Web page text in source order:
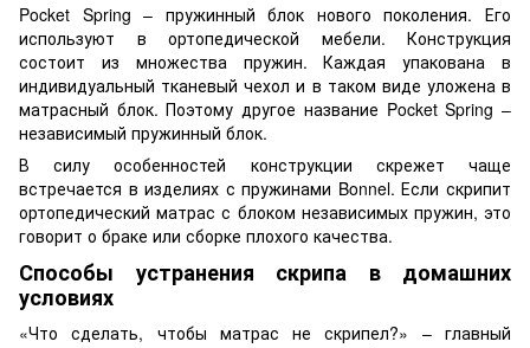
Pocket Spring – пружинный блок нового поколения. Его
используют в ортопедической мебели. Конструкция
состоит из множества пружин. Каждая упакована в
индивидуальный тканевый чехол и в таком виде уложена в
матрасный блок. Поэтому другое название Pocket Spring –
независимый пружинный блок.
В силу особенностей конструкции скрежет чаще
встречается в изделиях с пружинами Bonnel. Если скрипит
ортопедический матрас с блоком независимых пружин, это
говорит о браке или сборке плохого качества.
Способы устранения скрипа в домашних
условиях
«Что сделать, чтобы матрас не скрипел?» – главный